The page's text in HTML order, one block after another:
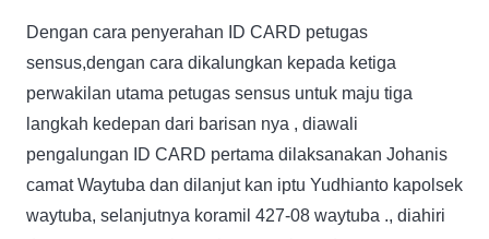
Dengan cara penyerahan ID CARD petugas
sensus,dengan cara dikalungkan kepada ketiga
perwakilan utama petugas sensus untuk maju tiga
langkah kedepan dari barisan nya , diawali
pengalungan ID CARD pertama dilaksanakan Johanis
camat Waytuba dan dilanjut kan iptu Yudhianto kapolsek
waytuba, selanjutnya koramil 427-08 waytuba ., diahiri